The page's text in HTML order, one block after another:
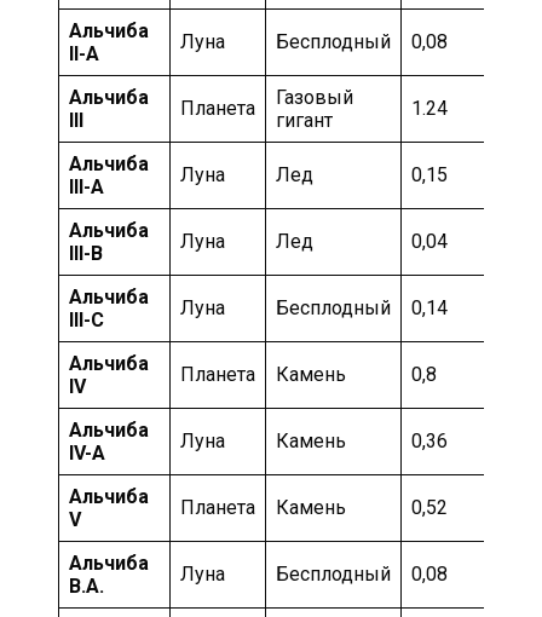
Альчиба
II-А
Луна Бесплодный 0,08
Альчиба
III
Планета
Газовый
гигант
1.24
Альчиба
III-А
Луна Лед 0,15
Альчиба
III-B
Луна Лед 0,04
Альчиба
III-C
Луна Бесплодный 0,14
Альчиба
IV
Планета Камень 0,8
Альчиба
IV-А
Луна Камень 0,36
Альчиба
V
Планета Камень 0,52
Альчиба
В.А.
Луна Бесплодный 0,08